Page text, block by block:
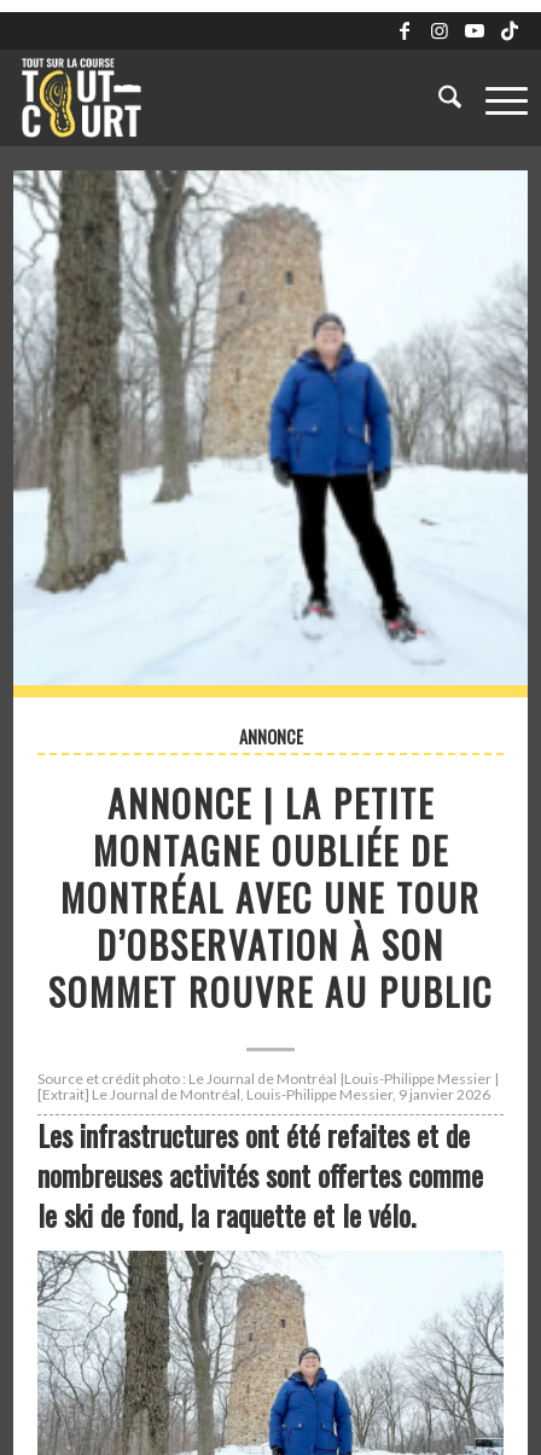
ANNONCE
ANNONCE | LA PETITE
MONTAGNE OUBLIÉE DE
MONTRÉAL AVEC UNE TOUR
D’OBSERVATION À SON
SOMMET ROUVRE AU PUBLIC
Source et crédit photo : Le Journal de Montréal |Louis-Philippe Messier |
[Extrait] Le Journal de Montréal, Louis-Philippe Messier, 9 janvier 2026
Les infrastructures ont été refaites et de
nombreuses activités sont offertes comme
le ski de fond, la raquette et le vélo.